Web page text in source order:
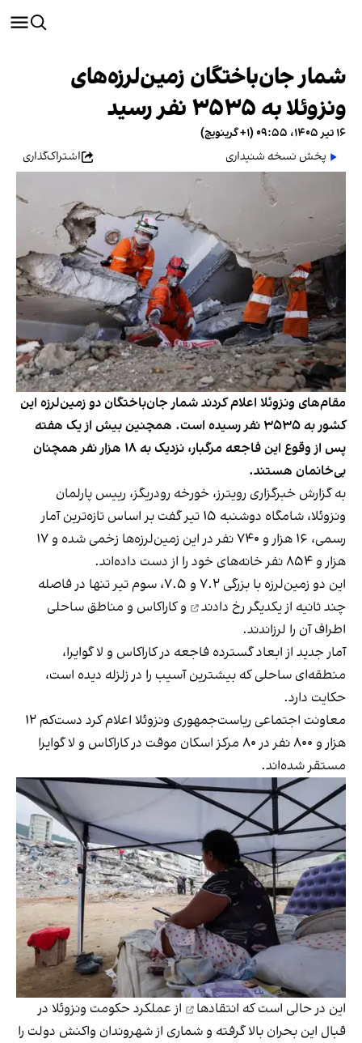
شمار جان‌باختگان زمین‌لرزه‌های
ونزوئلا به ۳۵۳۵ نفر رسید
۱۶ تیر ۱۴۰۵، ۰۹:۵۵ (‎+۱ گرینویچ)
پخش نسخه شنیداری
اشتراک‌گذاری
مقام‌های ونزوئلا اعلام کردند شمار جان‌باختگان دو زمین‌لرزه این
کشور به ۳۵۳۵ نفر رسیده است. همچنین بیش از یک هفته
پس از وقوع این فاجعه مرگبار، نزدیک به ۱۸ هزار نفر همچنان
بی‌خانمان هستند.
به گزارش خبرگزاری رویترز، خورخه رودریگز، رییس پارلمان
ونزوئلا، شامگاه دوشنبه ۱۵ تیر گفت بر اساس تازه‌ترین آمار
رسمی، ۱۶ هزار و ۷۴۰ نفر در این زمین‌لرزه‌ها زخمی شده‌ و ۱۷
هزار و ۸۵۴ نفر خانه‌های خود را از دست داده‌اند.
این دو زمین‌لرزه با بزرگی ۷.۲ و ۷.۵، سوم تیر تنها در فاصله
چند ثانیه از یکدیگررخ دادند
و کاراکاس و مناطق ساحلی
اطراف آن را لرزاندند.
آمار جدید از ابعاد گسترده فاجعه در کاراکاس و لا گوایرا،
منطقه‌ای ساحلی که بیشترین آسیب را در زلزله دیده است،
حکایت دارد.
معاونت اجتماعی ریاست‌جمهوری ونزوئلا اعلام کرد دست‌کم ۱۲
هزار و ۸۰۰ نفر در ۸۰ مرکز اسکان موقت در کاراکاس و لا گوایرا
مستقر شده‌اند.
این در حالی است که انتقادها
از عملکرد حکومت ونزوئلا در
قبال این بحران بالا گرفته و شماری از شهروندان واکنش دولت را